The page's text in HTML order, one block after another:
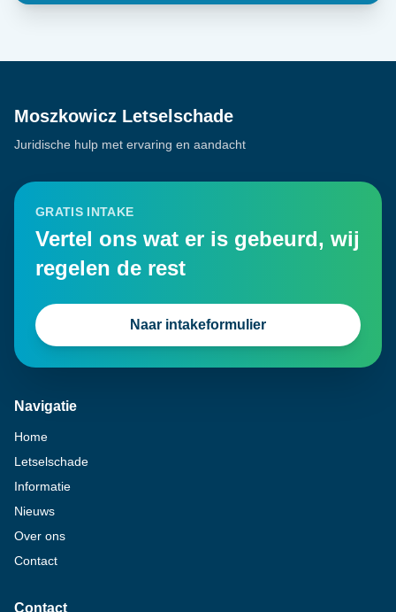
Moszkowicz Letselschade
Juridische hulp met ervaring en aandacht
GRATIS INTAKE
Vertel ons wat er is gebeurd, wij
regelen de rest
Naar intakeformulier
Navigatie
Home
Letselschade
Informatie
Nieuws
Over ons
Contact
Contact